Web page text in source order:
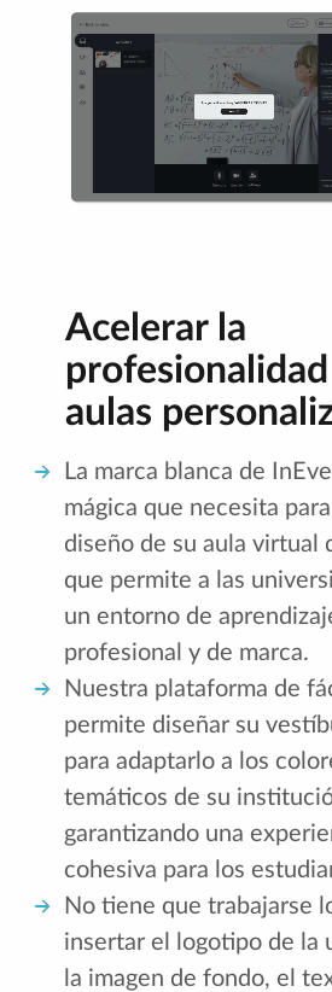
Acelerar la
aulas
La marca blanca de
mágica que necesita
diseño de su aula virtual
que permite a las
un entorno de
profesional y de marca.
Nuestra plataforma de
permite diseñar su
para adaptarlo a los
temáticos de su
garantizando una
cohesiva para los
No tiene que trabajarse
insertar el logotipo de la
la imagen de fondo, el